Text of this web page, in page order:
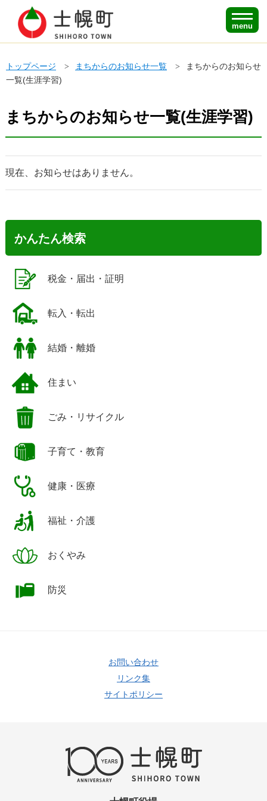
menu
トップページ まちからのお知らせ一覧
まちからのお知らせ
一覧(生涯学習)
まちからのお知らせ一覧(生涯学習)
現在、お知らせはありません。
かんたん検索
税金・届出・証明
転入・転出
結婚・離婚
住まい
ごみ・リサイクル
子育て・教育
健康・医療
福祉・介護
おくやみ
防災
お問い合わせ
リンク集
サイトポリシー